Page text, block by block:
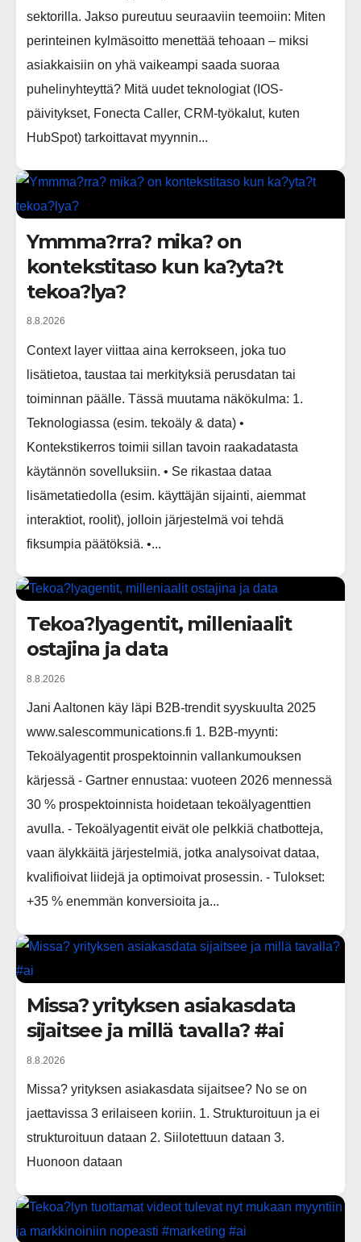
sektorilla. Jakso pureutuu seuraaviin teemoiin: Miten
perinteinen kylmäsoitto menettää tehoaan – miksi
asiakkaisiin on yhä vaikeampi saada suoraa
puhelinyhteyttä? Mitä uudet teknologiat (IOS-
päivitykset, Fonecta Caller, CRM-työkalut, kuten
HubSpot) tarkoittavat myynnin...
Ymmma?rra? mika? on
kontekstitaso kun ka?yta?t
tekoa?lya?
8.8.2026
Context layer viittaa aina kerrokseen, joka tuo
lisätietoa, taustaa tai merkityksiä perusdatan tai
toiminnan päälle. Tässä muutama näkökulma: 1.
Teknologiassa (esim. tekoäly & data) •
Kontekstikerros toimii sillan tavoin raakadatasta
käytännön sovelluksiin. • Se rikastaa dataa
lisämetatiedolla (esim. käyttäjän sijainti, aiemmat
interaktiot, roolit), jolloin järjestelmä voi tehdä
fiksumpia päätöksiä. •...
Tekoa?lyagentit, milleniaalit
ostajina ja data
8.8.2026
Jani Aaltonen käy läpi B2B-trendit syyskuulta 2025
www.salescommunications.fi 1. B2B-myynti:
Tekoälyagentit prospektoinnin vallankumouksen
kärjessä - Gartner ennustaa: vuoteen 2026 mennessä
30 % prospektoinnista hoidetaan tekoälyagenttien
avulla. - Tekoälyagentit eivät ole pelkkiä chatbotteja,
vaan älykkäitä järjestelmiä, jotka analysoivat dataa,
kvalifioivat liidejä ja optimoivat prosessin. - Tulokset:
+35 % enemmän konversioita ja...
Missa? yrityksen asiakasdata
sijaitsee ja millä tavalla? #ai
8.8.2026
Missa? yrityksen asiakasdata sijaitsee? No se on
jaettavissa 3 erilaiseen koriin. 1. Strukturoituun ja ei
strukturoituun dataan 2. Siilotettuun dataan 3.
Huonoon dataan